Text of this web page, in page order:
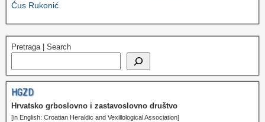
Ćus Rukonić
Pretraga | Search
HGZD
Hrvatsko grboslovno i zastavoslovno društvo
[in English: Croatian Heraldic and Vexillological Association]